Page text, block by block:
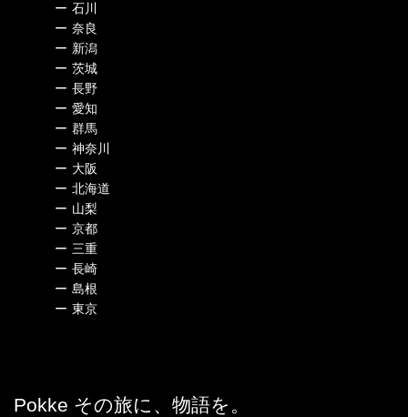
ー 石川
ー 奈良
ー 新潟
ー 茨城
ー 長野
ー 愛知
ー 群馬
ー 神奈川
ー 大阪
ー 北海道
ー 山梨
ー 京都
ー 三重
ー 長崎
ー 島根
ー 東京
Pokke その旅に、物語を。